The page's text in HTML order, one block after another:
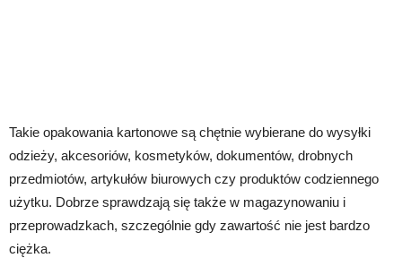
Takie opakowania kartonowe są chętnie wybierane do wysyłki
odzieży, akcesoriów, kosmetyków, dokumentów, drobnych
przedmiotów, artykułów biurowych czy produktów codziennego
użytku. Dobrze sprawdzają się także w magazynowaniu i
przeprowadzkach, szczególnie gdy zawartość nie jest bardzo
ciężka.